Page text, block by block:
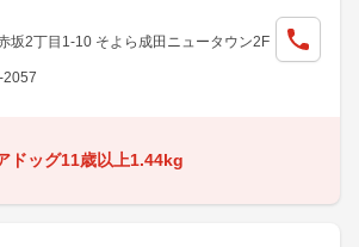
坂2丁目1-10 そよら成田ニュータウン2F
2057
ドッグ11歳以上1.44kg